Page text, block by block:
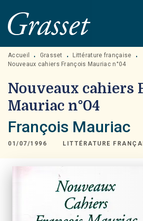
MENU RECHERCHE
PIED DE PAGE
Accueil • Grasset • Littérature française
•
Nouveaux cahiers François Mauriac n°04
Nouveaux cahiers
Mauriac n°04
François Mauriac
01/07/1996 LITTÉRATURE